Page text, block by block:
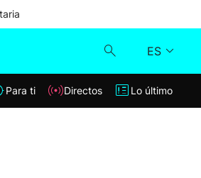
ES
Klisk
Para ti Directos Lo último